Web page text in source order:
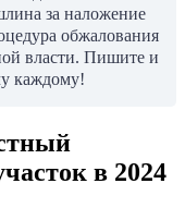
за наложение
обжалования
власти. Пишите и
каждому!
в 2024